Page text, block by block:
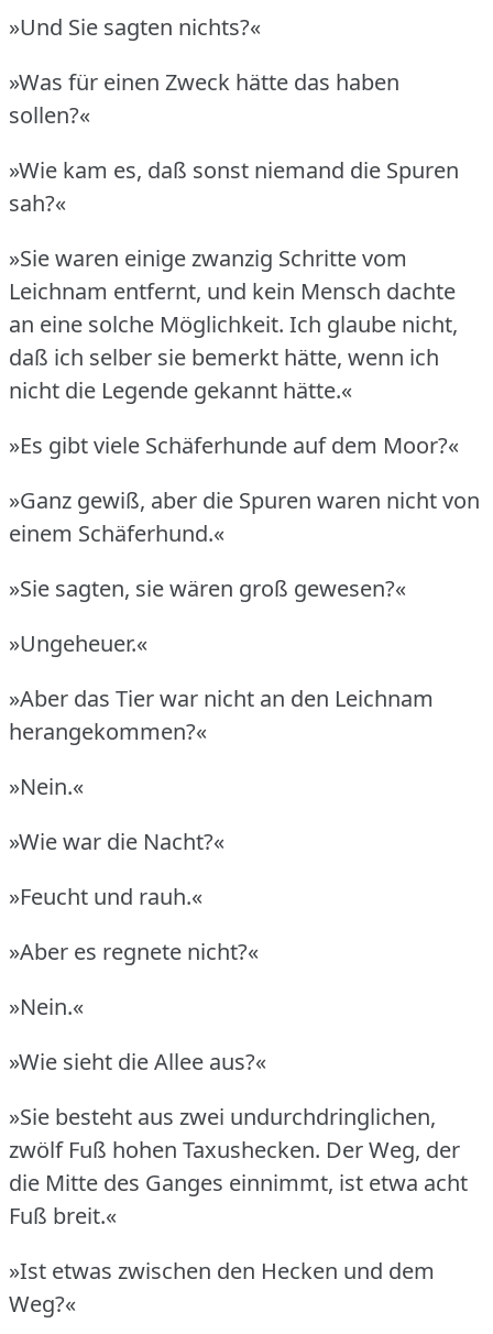
»Und Sie sagten nichts?«
»Was für einen Zweck hätte das haben
sollen?«
»Wie kam es, daß sonst niemand die Spuren
sah?«
»Sie waren einige zwanzig Schritte vom
Leichnam entfernt, und kein Mensch dachte
an eine solche Möglichkeit. Ich glaube nicht,
daß ich selber sie bemerkt hätte, wenn ich
nicht die Legende gekannt hätte.«
»Es gibt viele Schäferhunde auf dem Moor?«
»Ganz gewiß, aber die Spuren waren nicht von
einem Schäferhund.«
»Sie sagten, sie wären groß gewesen?«
»Ungeheuer.«
»Aber das Tier war nicht an den Leichnam
herangekommen?«
»Nein.«
»Wie war die Nacht?«
»Feucht und rauh.«
»Aber es regnete nicht?«
»Nein.«
»Wie sieht die Allee aus?«
»Sie besteht aus zwei undurchdringlichen,
zwölf Fuß hohen Taxushecken. Der Weg, der
die Mitte des Ganges einnimmt, ist etwa acht
Fuß breit.«
»Ist etwas zwischen den Hecken und dem
Weg?«